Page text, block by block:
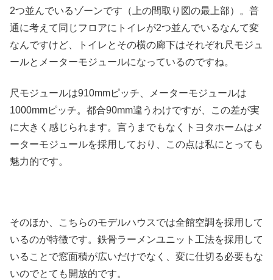
2つ並んでいるゾーンです（上の間取り図の最上部）。普
通に考えて同じフロアにトイレが2つ並んでいるなんて変
なんですけど、トイレとその横の廊下はそれぞれ尺モジュ
ールとメーターモジュールになっているのですね。
尺モジュールは910mmピッチ、メーターモジュールは
1000mmピッチ。都合90mm違うわけですが、この差が実
に大きく感じられます。言うまでもなくトヨタホームはメ
ーターモジュールを採用しており、この点は私にとっても
魅力的です。
そのほか、こちらのモデルハウスでは全館空調を採用して
いるのが特徴です。鉄骨ラーメンユニット工法を採用して
いることで窓面積が広いだけでなく、変に仕切る必要もな
いのでとても開放的です。